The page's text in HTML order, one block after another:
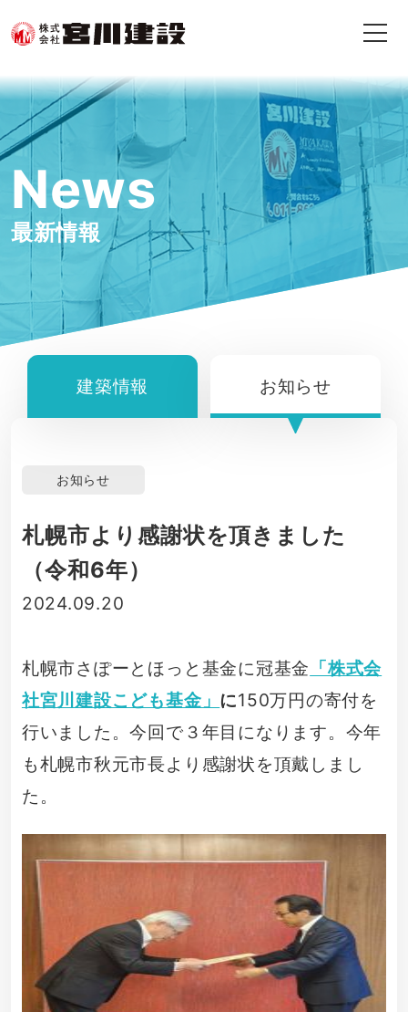
News
最新情報
建築情報 お知らせ
お知らせ
札幌市より感謝状を頂きました
（令和6年）
2024.09.20
札幌市さぽーとほっと基金に冠基金 「株式会
社宮川建設こども基金」 に150万円の寄付を
行いました。今回で３年目になります。今年
も札幌市秋元市長より感謝状を頂戴しまし
た。